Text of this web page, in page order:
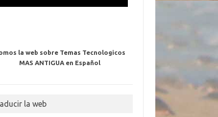
la web sobre Temas Tecnologicos
MAS ANTIGUA en Español
la web